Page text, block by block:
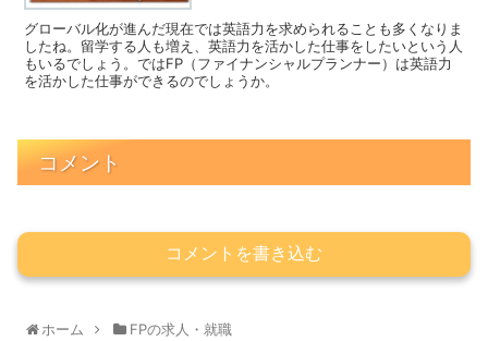
グローバル化が進んだ現在では英語力を求められることも多くなりま
したね。留学する人も増え、英語力を活かした仕事をしたいという人
もいるでしょう。ではFP（ファイナンシャルプランナー）は英語力
を活かした仕事ができるのでしょうか。
コメント
コメントを書き込む
ホーム FPの求人・就職